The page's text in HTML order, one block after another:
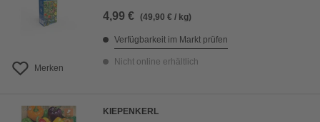
Merken
4,99 € (49,90 € / kg)
Verfügbarkeit im Markt prüfen
Nicht online erhältlich
KIEPENKERL